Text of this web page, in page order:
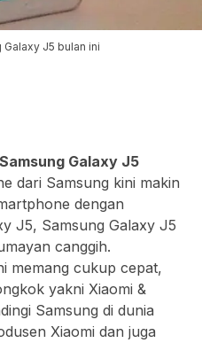
J5 bulan ini
Galaxy J5
dari Samsung kini makin
dengan
J5, Samsung Galaxy J5
canggih.
memang cukup cepat,
yakni Xiaomi &
Samsung di dunia
Xiaomi dan juga